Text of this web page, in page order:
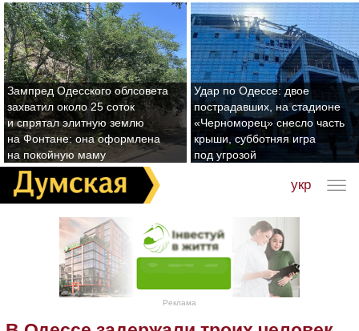
Зампред Одесского облсовета
захватил около 25 соток
и спрятал элитную землю
на Фонтане: она оформлена
на покойную маму
Удар по Одессе: двое
пострадавших, на стадионе
«Черноморец» снесло часть
крыши, субботняя игра
под угрозой
укр
Реклама